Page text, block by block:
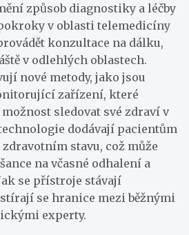
způsob diagnostiky a léčby
v oblasti telemedicíny
konzultace na dálku,
v odlehlých oblastech.
nové metody, jako jsou
zařízení, které
sledovat své zdraví v
dodávají pacientům
stavu, což může
na včasné odhalení a
se přístroje stávají
se hranice mezi běžnými
experty.